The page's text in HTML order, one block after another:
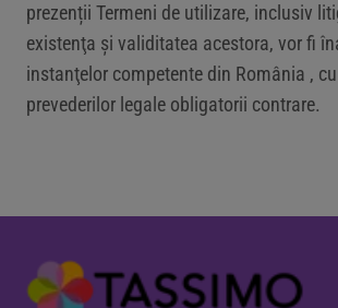
prezenții Termeni de utilizare, inclusiv
existenţa şi validitatea acestora, vor fi
instanţelor competente din România ,
prevederilor legale obligatorii contrare.